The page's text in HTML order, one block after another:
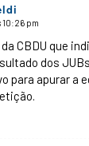
10:26 pm
CBDU que
dos
para apurar a